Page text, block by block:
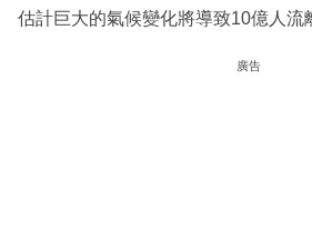
估計巨大的氣候變化將導致10億人流
廣告